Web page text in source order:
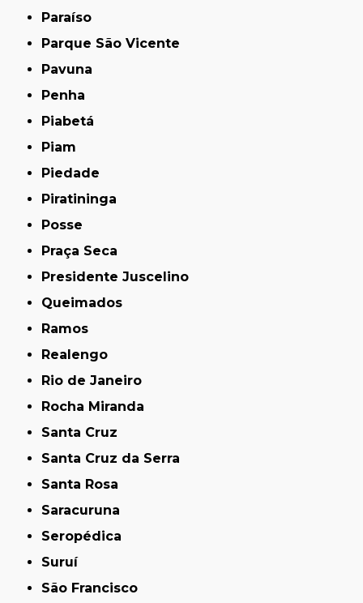
Paraíso
Parque São Vicente
Pavuna
Penha
Piabetá
Piam
Piedade
Piratininga
Posse
Praça Seca
Presidente Juscelino
Queimados
Ramos
Realengo
Rio de Janeiro
Rocha Miranda
Santa Cruz
Santa Cruz da Serra
Santa Rosa
Saracuruna
Seropédica
Suruí
São Francisco